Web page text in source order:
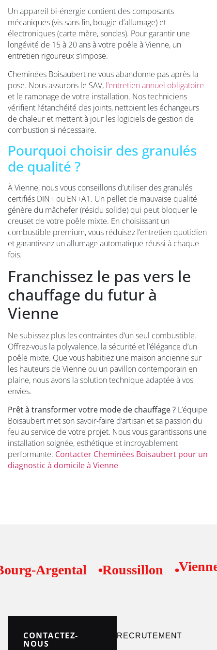
Un appareil bi-énergie contient des composants
mécaniques (vis sans fin, bougie d’allumage) et
électroniques (carte mère, sondes). Pour garantir une
longévité de 15 à 20 ans à votre poêle à Vienne, un
entretien rigoureux s’impose.
Cheminées Boisaubert ne vous abandonne pas après la
pose. Nous assurons le SAV, l’entretien annuel obligatoire
et le ramonage de votre installation. Nos techniciens
vérifient l’étanchéité des joints, nettoient les échangeurs
de chaleur et mettent à jour les logiciels de gestion de
combustion si nécessaire.
Pourquoi choisir des granulés
de qualité ?
À Vienne, nous vous conseillons d’utiliser des granulés
certifiés DIN+ ou EN+A1. Un pellet de mauvaise qualité
génère du mâchefer (résidu solide) qui peut bloquer le
creuset de votre poêle mixte. En choisissant un
combustible premium, vous réduisez l’entretien quotidien
et garantissez un allumage automatique réussi à chaque
fois.
Franchissez le pas vers le
chauffage du futur à
Vienne
Ne subissez plus les contraintes d’un seul combustible.
Offrez-vous la polyvalence, la sécurité et l’élégance d’un
poêle mixte. Que vous habitiez une maison ancienne sur
les hauteurs de Vienne ou un pavillon contemporain en
plaine, nous avons la solution technique adaptée à vos
envies.
Prêt à transformer votre mode de chauffage ? L’équipe
Boisaubert met son savoir-faire d’artisan et sa passion du
feu au service de votre projet. Nous vous garantissons une
installation soignée, esthétique et incroyablement
performante. Contacter Cheminées Boisaubert pour un
diagnostic à domicile à Vienne
Argental Roussillon Vienne
CONTACTEZ-
NOUS
RECRUTEMENT